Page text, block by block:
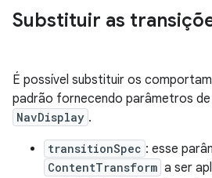
Substituir as
É possível substituir os
padrão fornecendo parâmetros
NavDisplay .
transitionSpec : esse
ContentTransform a ser